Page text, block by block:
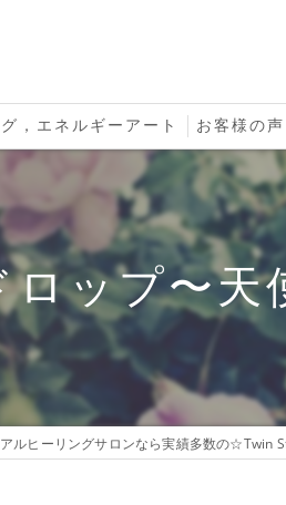
，エネルギーアート お客様の声
口コミ
ロップ〜
ルヒーリングサロンなら実績多数の☆Twin